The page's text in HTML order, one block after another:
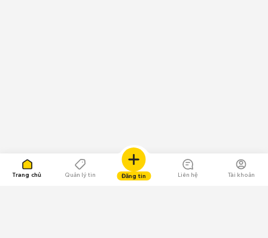
Trang chủ Quản lý tin Đăng tin Liên hệ Tài khoản